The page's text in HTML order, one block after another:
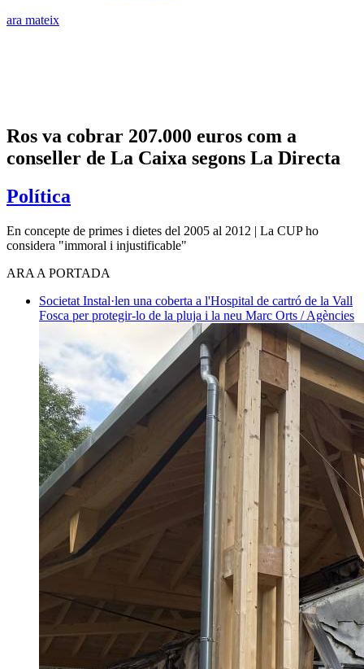
ara mateix
Ros va cobrar 207.000 euros com a
conseller de La Caixa segons La Directa
Política
En concepte de primes i dietes del 2005 al 2012 | La CUP ho
considera "immoral i injustificable"
ARA A PORTADA
Societat Instal·len una coberta a l'Hospital de cartró de la Vall
Fosca per protegir-lo de la pluja i la neu Marc Orts / Agències